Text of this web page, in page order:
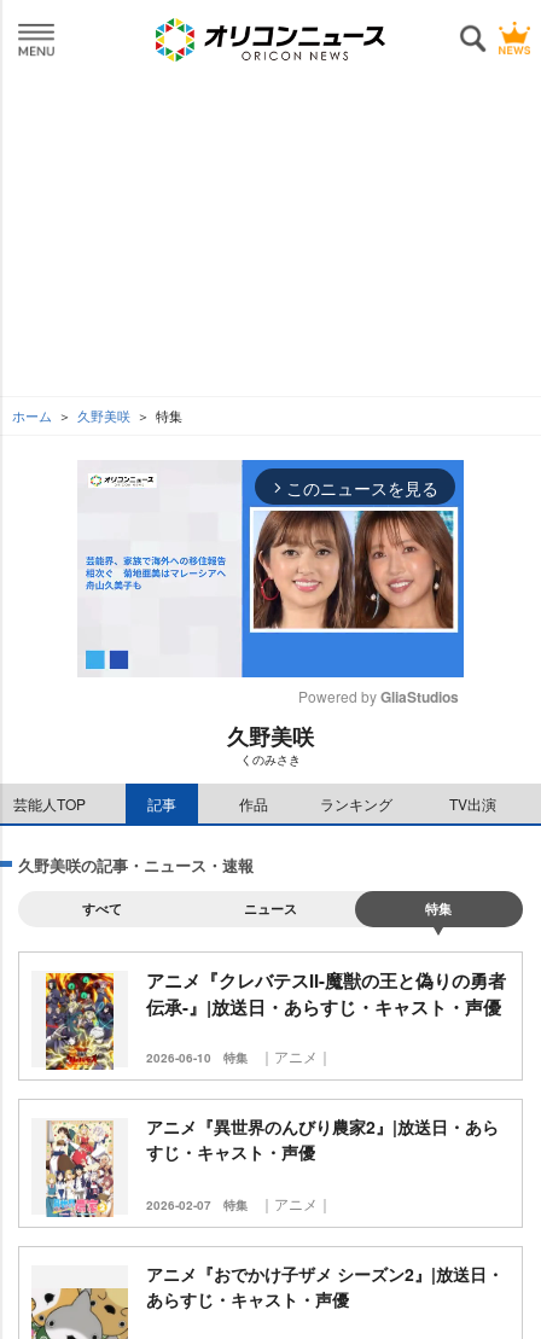
ホーム 久野美咲 特集
arrow_forward_ios このニュースを見る
e
Powered by GliaStudios
久野美咲
くのみさき
芸能人TOP 記事 作品 ランキング TV出演
久野美咲の記事・ニュース・速報
すべて ニュース 特集
アニメ『クレバテスII-魔獣の王と偽りの勇者
伝承-』|放送日・あらすじ・キャスト・声優
2026-06-10 特集 ｜アニメ｜
アニメ『異世界のんびり農家2』|放送日・あら
すじ・キャスト・声優
2026-02-07 特集 ｜アニメ｜
アニメ『おでかけ子ザメ シーズン2』|放送日・
あらすじ・キャスト・声優